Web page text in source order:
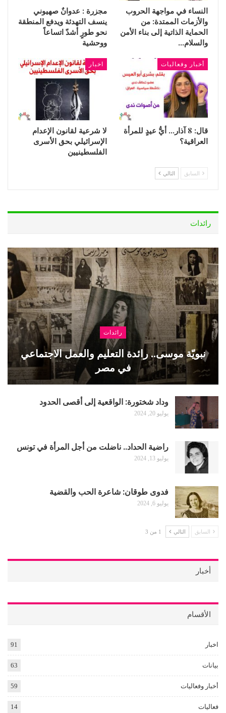
النساء في مواجهة الحروب
والأزمات الممتدة: من
الحماية الذاتية إلى بناء الأمن
والسلام…
مجزرة : عدوانٌ صهيوني
ينسف التهدئة ويدفع المنطقة
نحو طورٍ أشدّ اتساعاً
ووحشية
أخبار وفعاليات
قال: 8 آذار… أيُّ عيدٍ للمرأة
العراقية؟
اخبار
لا شرعية لقانون الإعدام
الإسرائيلي بحق الأسرى
الفلسطينيين
السابق التالي
رائدات
رائدات
نبويّة موسى.. رائدة التعليم والعمل الاجتماعي
في مصر
وداد شختورة: الواقعية إلى أقصى الحدود
يوليو 20, 2024
راضية الحداد.. ناضلت من أجل المرأة في تونس
يوليو 13, 2024
فدوى طوقان: شاعرة الحب والقضية
يوليو 6, 2024
السابق التالي 1 من 3
أخبار
الأقسام
اخبار 91
بيانات 63
أخبار وفعاليات 59
فعاليات 14